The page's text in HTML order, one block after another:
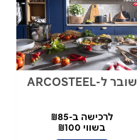
שובר ל-ARCOSTEEL
לרכישה ב-₪85
בשווי ₪100